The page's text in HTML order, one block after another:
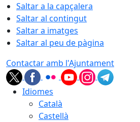
Saltar a la capçalera
Saltar al contingut
Saltar a imatges
Saltar al peu de pàgina
Contactar amb l'Ajuntament
Idiomes
Català
Castellà